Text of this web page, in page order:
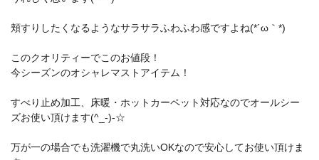
頬すりしたくなるようなサラサラふわふわ感ですよね(*´ω｀*)
このクオリティーでこのお値段！
今シーズンのオシャレマストアイテム！
すべり止め加工、床暖・ホットカーペット対応なのでオールシー
ズお使い頂けます(^_-)-☆
万が一の場合でも洗濯機で丸洗いOKなので安心してお使い頂けま